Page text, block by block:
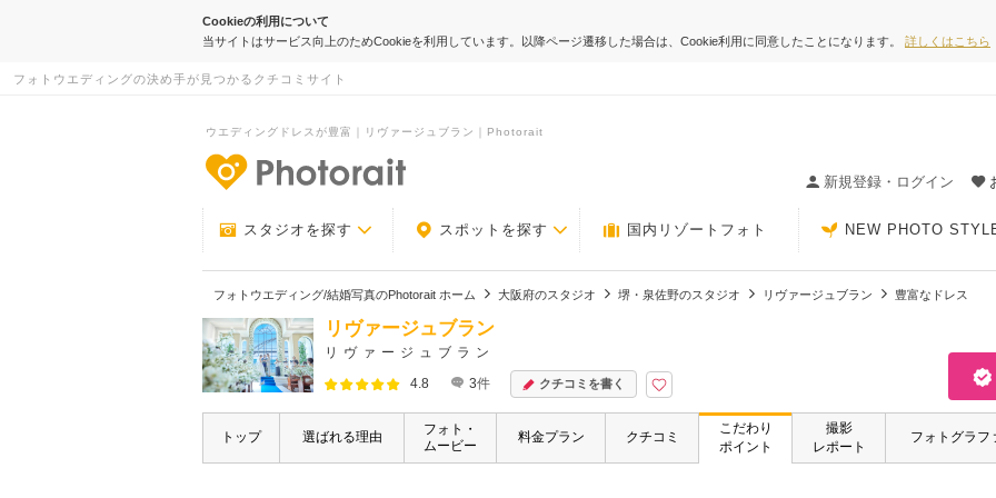
Cookieの利用について
当サイトはサービス向上のためCookieを利用しています。以降ページ遷移した場合は、Cookie利用に同意したことになります。 詳しくはこちら
フォトウエディングの決め手が見つかるクチコミサイト
ウエディングドレスが豊富｜リヴァージュブラン｜Photorait
新規登録・ログイン
スタジオを探す スポットを探す 国内リゾートフォト NEW PHOTO
フォトウエディング/結婚写真のPhotorait ホーム 大阪府のスタジオ 堺・泉佐野のスタジオ リヴァージュブラン 豊富なドレス
リヴァージュブラン
リヴァージュブラン
4.8
3件 クチコミを書く
トップ 選ばれる理由
フォト・
ムービー
料金プラン クチコミ
こだわり
ポイント
撮影
レポート
フォトグラフ